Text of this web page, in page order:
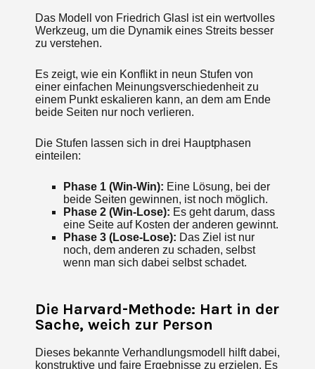
Das Modell von Friedrich Glasl ist ein wertvolles
Werkzeug, um die Dynamik eines Streits besser
zu verstehen.
Es zeigt, wie ein Konflikt in neun Stufen von
einer einfachen Meinungsverschiedenheit zu
einem Punkt eskalieren kann, an dem am Ende
beide Seiten nur noch verlieren.
Die Stufen lassen sich in drei Hauptphasen
einteilen:
Phase 1 (Win-Win): Eine Lösung, bei der
beide Seiten gewinnen, ist noch möglich.
Phase 2 (Win-Lose): Es geht darum, dass
eine Seite auf Kosten der anderen gewinnt.
Phase 3 (Lose-Lose): Das Ziel ist nur
noch, dem anderen zu schaden, selbst
wenn man sich dabei selbst schadet.
Die Harvard-Methode: Hart in der
Sache, weich zur Person
Dieses bekannte Verhandlungsmodell hilft dabei,
konstruktive und faire Ergebnisse zu erzielen. Es